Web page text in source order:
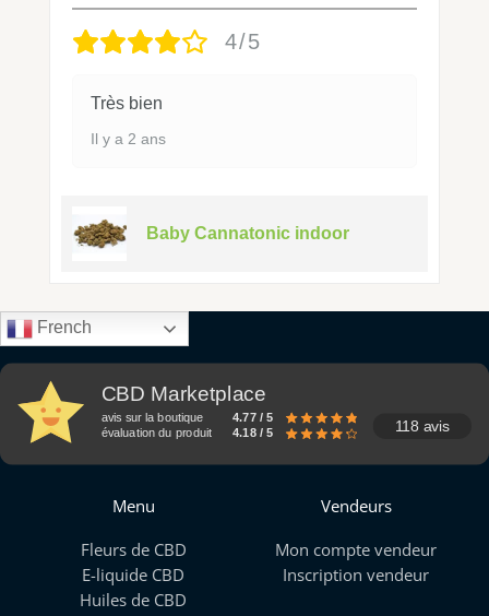
4/5
Très bien
Il y a 2 ans
Baby Cannatonic indoor
French
CBD Marketplace
avis sur la boutique
4.77 / 5
évaluation du produit
4.18 / 5 118 avis
Menu
Fleurs de CBD
E-liquide CBD
Huiles de CBD
Vendeurs
Mon compte vendeur
Inscription vendeur